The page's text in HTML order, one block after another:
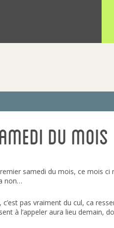
du mois
samedi du mois, ce mois ci
non…
c’est pas vraiment du cul, ca
à l’appeler aura lieu demain,